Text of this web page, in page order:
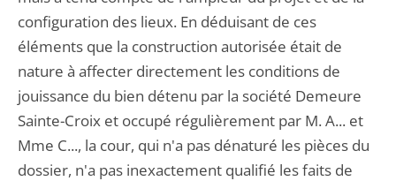
configuration des lieux. En déduisant de ces
éléments que la construction autorisée était de
nature à affecter directement les conditions de
jouissance du bien détenu par la société Demeure
Sainte-Croix et occupé régulièrement par M. A... et
Mme C..., la cour, qui n'a pas dénaturé les pièces du
dossier, n'a pas inexactement qualifié les faits de